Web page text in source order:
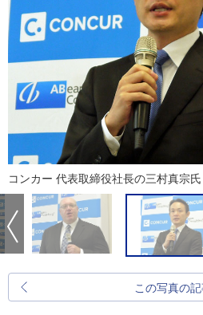
コンカー 代表取締役社長の三村真宗氏
この写真の